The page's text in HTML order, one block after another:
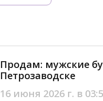
Продам: мужские
Петрозаводске
16 июня 2026 г. в